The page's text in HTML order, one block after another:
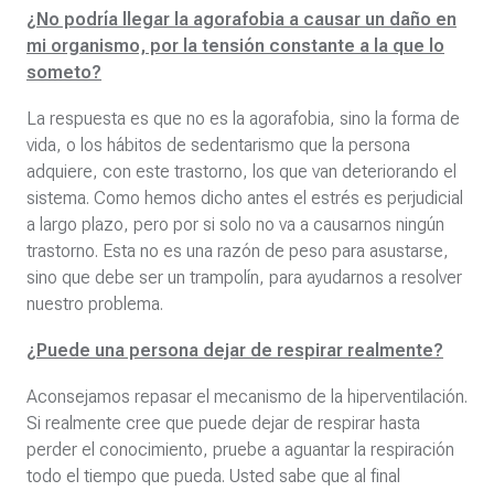
¿No podría llegar la agorafobia a causar un daño en
mi organismo, por la tensión constante a la que lo
someto?
La respuesta es que no es la agorafobia, sino la forma de
vida, o los hábitos de sedentarismo que la persona
adquiere, con este trastorno, los que van deteriorando el
sistema. Como hemos dicho antes el estrés es perjudicial
a largo plazo, pero por si solo no va a causarnos ningún
trastorno. Esta no es una razón de peso para asustarse,
sino que debe ser un trampolín, para ayudarnos a resolver
nuestro problema.
¿Puede una persona dejar de respirar realmente?
Aconsejamos repasar el mecanismo de la hiperventilación.
Si realmente cree que puede dejar de respirar hasta
perder el conocimiento, pruebe a aguantar la respiración
todo el tiempo que pueda. Usted sabe que al final